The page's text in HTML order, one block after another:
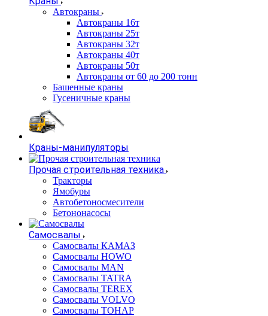
Автокраны
Автокраны 16т
Автокраны 25т
Автокраны 32т
Автокраны 40т
Автокраны 50т
Автокраны от 60 до 200 тонн
Башенные краны
Гусеничные краны
Краны-манипуляторы
Прочая строительная техника
Тракторы
Ямобуры
Автобетоносмесители
Бетононасосы
Самосвалы
Самосвалы КАМАЗ
Самосвалы HOWO
Самосвалы MAN
Самосвалы TATRA
Самосвалы TEREX
Самосвалы VOLVO
Самосвалы ТОНАР